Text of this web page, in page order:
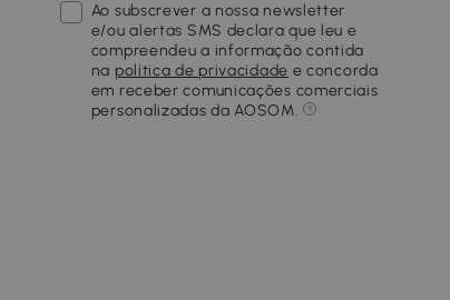
Ao subscrever a nossa newsletter
e/ou alertas SMS declara que leu e
compreendeu a informação contida
na política de privacidade e concorda
em receber comunicações comerciais
personalizadas da AOSOM.